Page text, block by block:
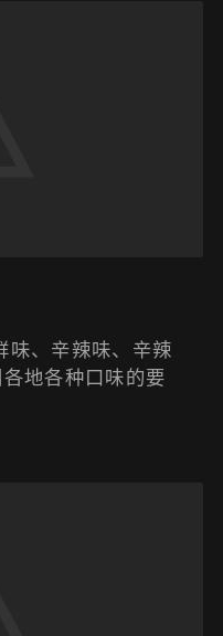
味、辛辣味、辛辣
地各种口味的要